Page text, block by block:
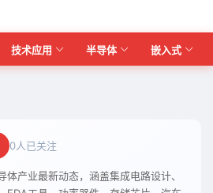
技术应用 半导体 嵌入式
0人已关注
产业最新动态，涵盖集成电路设计、